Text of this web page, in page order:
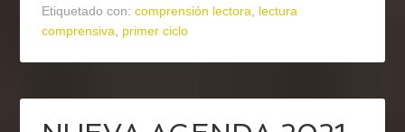
Etiquetado con:comprensión lectora, lectura
comprensiva, primer ciclo